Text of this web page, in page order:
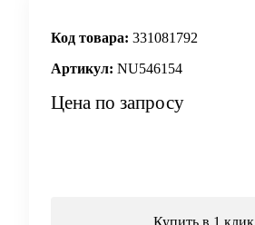
Код товара: 331081792
Артикул: NU546154
Цена по запросу
Купить в 1 клик